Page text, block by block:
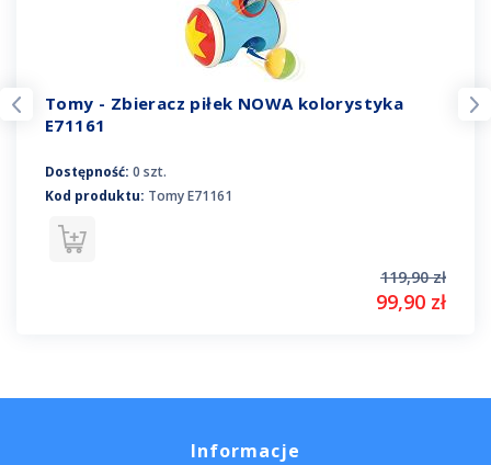
Tomy - Zbieracz piłek NOWA kolorystyka
E71161
Dostępność: 0 szt.
Kod produktu: Tomy E71161
119,90 zł
99,90 zł
Informacje